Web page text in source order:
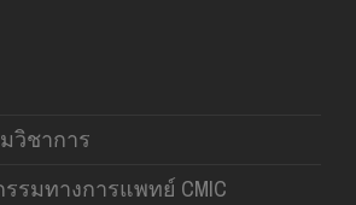
วิชาการ
รมทางการแพทย์ CMIC